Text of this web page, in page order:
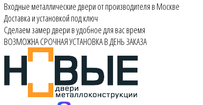
Входные металлические двери от производителя в Москве
Доставка и установкой под ключ
Сделаем замер двери в удобное для вас время
ВОЗМОЖНА СРОЧНАЯ УСТАНОВКА В ДЕНЬ ЗАКАЗА